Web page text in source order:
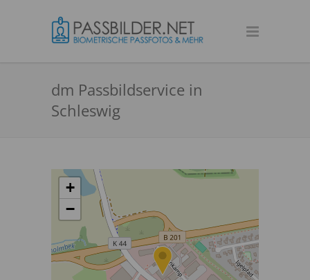
dm Passbildservice in
Schleswig
+
−